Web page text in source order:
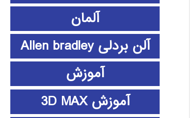
آلمان
آلن بردلی Allen bradley
آموزش
آموزش 3D MAX